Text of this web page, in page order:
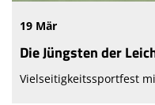
19 Mär
Die Jüngsten der
Vielseitigkeitssportfest